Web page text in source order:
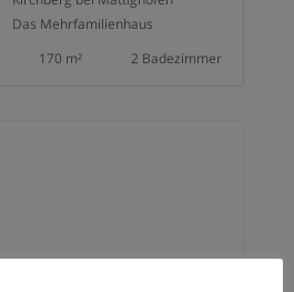
Das Mehrfamilienhaus
170 m² 2 Badezimmer